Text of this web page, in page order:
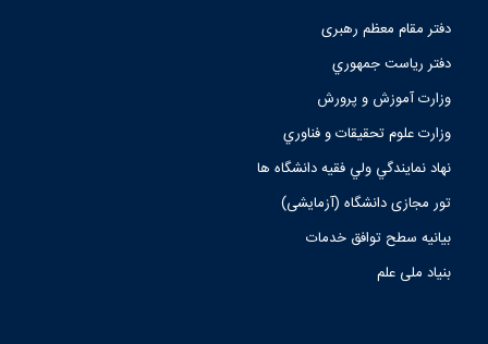
دفتر مقام معظم رهبری
دفتر رياست جمهوري
وزارت آموزش و پرورش
وزارت علوم تحقيقات و فناوري
نهاد نمايندگي ولي فقيه دانشگاه ها
تور مجازی دانشگاه (آزمایشی)
بیانیه سطح توافق خدمات
بنیاد ملی علم